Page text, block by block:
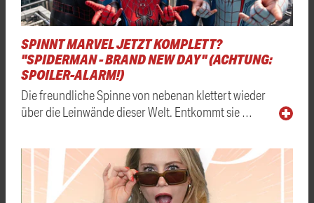
SPINNT MARVEL JETZT KOMPLETT?
"SPIDERMAN - BRAND NEW DAY" (ACHTUNG:
SPOILER-ALARM!)
Die freundliche Spinne von nebenan klettert wieder
über die Leinwände dieser Welt. Entkommt sie …